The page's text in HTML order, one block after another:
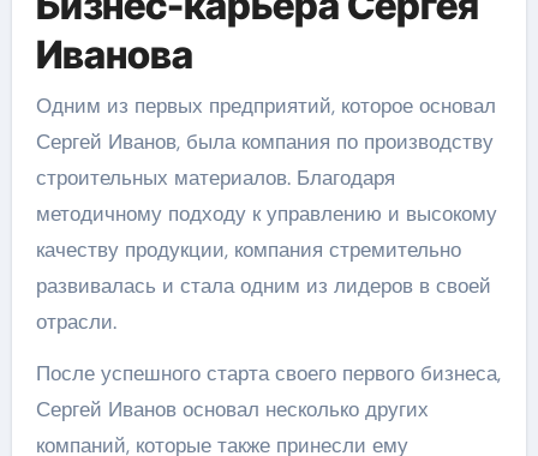
Иванова
Одним из первых предприятий, которое основал
Сергей Иванов, была компания по производству
строительных материалов. Благодаря
методичному подходу к управлению и высокому
качеству продукции, компания стремительно
развивалась и стала одним из лидеров в своей
отрасли.
После успешного старта своего первого бизнеса,
Сергей Иванов основал несколько других
компаний, которые также принесли ему